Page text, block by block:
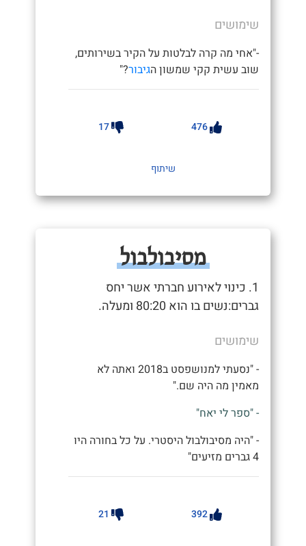
שימושים
-"אחי מה קרה לבלטות על הקיר בשירותים,
שוב עשית קקי שמשון הגיבור?"
476
17
שיתוף
מסיבולבול
1. כינוי לאירוע חברתי אשר יחס
גברים:נשים בו הוא 80:20 ומעלה.
שימושים
- "נסעתי למנושפסט ב2018 ואתה לא
מאמין מה היה שם."
- "ספר לי יאח"
- "היה מסיבולבול היסטרי. על כל בחורה היו
4 גברים מזיעים"
392
21